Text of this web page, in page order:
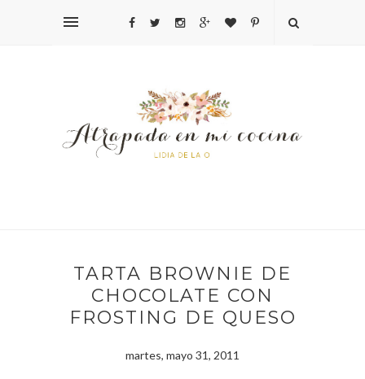
TARTA BROWNIE DE
CHOCOLATE CON
FROSTING DE QUESO
martes, mayo 31, 2011